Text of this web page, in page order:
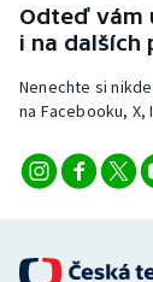
Odteď vám
i na dalších
Nenechte si
na Facebooku,